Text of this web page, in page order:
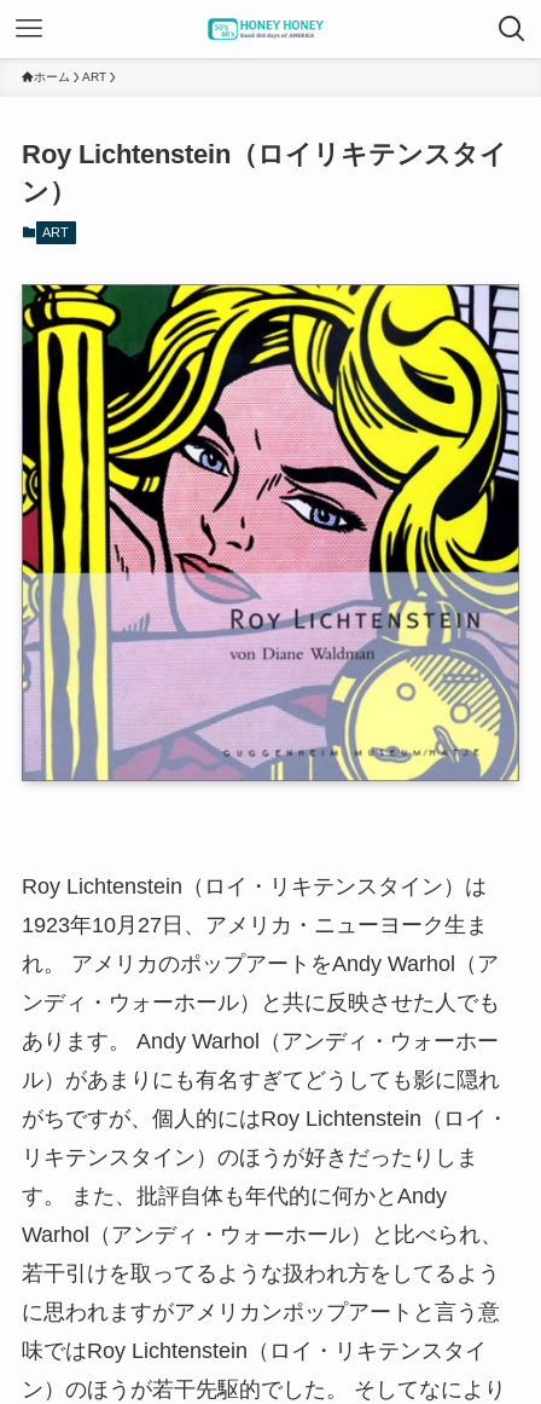
ホーム ART
Roy Lichtenstein（ロイリキテンスタイ
ン）
ART
Roy Lichtenstein（ロイ・リキテンスタイン）は
1923年10月27日、アメリカ・ニューヨーク生ま
れ。 アメリカのポップアートをAndy Warhol（ア
ンディ・ウォーホール）と共に反映させた人でも
あります。 Andy Warhol（アンディ・ウォーホー
ル）があまりにも有名すぎてどうしても影に隠れ
がちですが、個人的にはRoy Lichtenstein（ロイ・
リキテンスタイン）のほうが好きだったりしま
す。 また、批評自体も年代的に何かとAndy
Warhol（アンディ・ウォーホール）と比べられ、
若干引けを取ってるような扱われ方をしてるよう
に思われますがアメリカンポップアートと言う意
味ではRoy Lichtenstein（ロイ・リキテンスタイ
ン）のほうが若干先駆的でした。 そしてなにより